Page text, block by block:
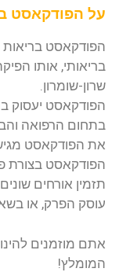
על הפודקאסט
הפודקאסט בריאות
בריאותי, אותו
שרון-שומרון.
הפודקאסט יעסוק
בתחום הרפואה
את הפודקאסט
הפודקאסט בצורת
תזמין אורחים
עוסק הפרק, או
אתם מוזמנים
המומלץ!